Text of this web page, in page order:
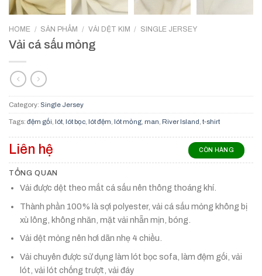
HOME / SẢN PHẨM / VẢI DỆT KIM / SINGLE JERSEY
Vải cá sấu mỏng
Category: Single Jersey
Tags: đệm gối lót lót bọc lót đệm lót mỏng man River Island t-shirt
Liên hệ CÒN HÀNG
TỔNG QUAN
Vải được dệt theo mắt cá sấu nên thông thoáng khí.
Thành phần 100% là sợi polyester, vải cá sấu mỏng không bị
xù lông, không nhăn, mặt vải nhẵn mịn, bóng.
Vải dệt mỏng nên hơi dãn nhẹ 4 chiều.
Vải chuyên được sử dụng làm lót bọc sofa, làm đệm gối, vải
lót, vải lót chống trượt, vải đáy